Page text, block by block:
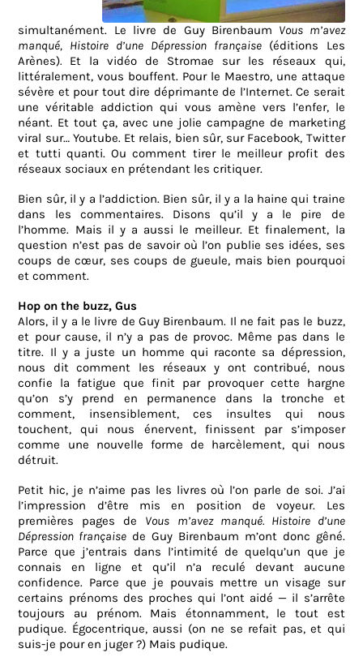
simultanément. Le livre de Guy Birenbaum Vous m’avez
manqué, Histoire d’une Dépression française (éditions Les
Arènes). Et la vidéo de Stromae sur les réseaux qui,
littéralement, vous bouffent. Pour le Maestro, une attaque
sévère et pour tout dire déprimante de l’Internet. Ce serait
une véritable addiction qui vous amène vers l’enfer, le
néant. Et tout ça, avec une jolie campagne de marketing
viral sur… Youtube. Et relais, bien sûr, sur Facebook, Twitter
et tutti quanti. Ou comment tirer le meilleur profit des
réseaux sociaux en prétendant les critiquer.
Bien sûr, il y a l’addiction. Bien sûr, il y a la haine qui traine
dans les commentaires. Disons qu’il y a le pire de
l’homme. Mais il y a aussi le meilleur. Et finalement, la
question n’est pas de savoir où l’on publie ses idées, ses
coups de cœur, ses coups de gueule, mais bien pourquoi
et comment.
Hop on the buzz, Gus
Alors, il y a le livre de Guy Birenbaum. Il ne fait pas le buzz,
et pour cause, il n’y a pas de provoc. Même pas dans le
titre. Il y a juste un homme qui raconte sa dépression,
nous dit comment les réseaux y ont contribué, nous
confie la fatigue que finit par provoquer cette hargne
qu’on s’y prend en permanence dans la tronche et
comment, insensiblement, ces insultes qui nous
touchent, qui nous énervent, finissent par s’imposer
comme une nouvelle forme de harcèlement, qui nous
détruit.
Petit hic, je n’aime pas les livres où l’on parle de soi. J’ai
l’impression d’être mis en position de voyeur. Les
premières pages de Vous m’avez manqué. Histoire d’une
Dépression française de Guy Birenbaum m’ont donc gêné.
Parce que j’entrais dans l’intimité de quelqu’un que je
connais en ligne et qu’il n’a reculé devant aucune
confidence. Parce que je pouvais mettre un visage sur
certains prénoms des proches qui l’ont aidé — il s’arrête
toujours au prénom. Mais étonnamment, le tout est
pudique. Égocentrique, aussi (on ne se refait pas, et qui
suis-je pour en juger ?) Mais pudique.